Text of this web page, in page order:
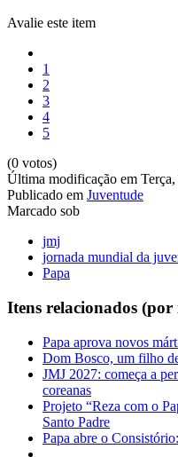
Avalie este item
1
2
3
4
5
(0 votos)
Última modificação em
Publicado em Juventude
Marcado sob
jmj
jornada mundial da
Papa
Itens relacionados
Papa aprova novos
Dom Bosco, um filho
JMJ 2027: começa a
coreanas
Projeto “Reza com o
Santo Padre
Papa abre o